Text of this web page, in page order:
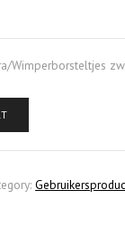
Wimperborsteltjes